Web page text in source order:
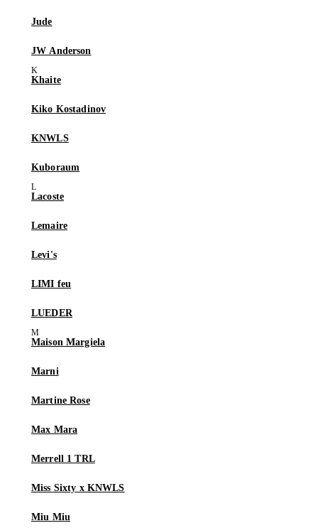
Jude
JW Anderson
Khaite
Kiko Kostadinov
KNWLS
Kuboraum
Lacoste
Lemaire
Levi's
LIMI feu
LUEDER
Maison Margiela
Marni
Martine Rose
Max Mara
Merrell 1 TRL
Miss Sixty x KNWLS
Miu Miu